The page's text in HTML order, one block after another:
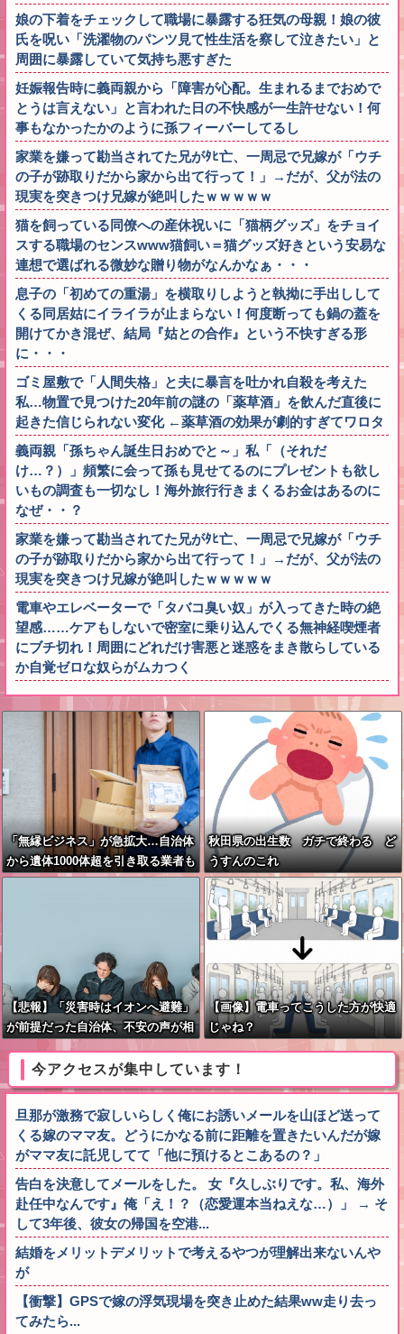
娘の下着をチェックして職場に暴露する狂気の母親！娘の彼
氏を呪い「洗濯物のパンツ見て性生活を察して泣きたい」と
周囲に暴露していて気持ち悪すぎた
妊娠報告時に義両親から「障害が心配。生まれるまでおめで
とうは言えない」と言われた日の不快感が一生許せない！何
事もなかったかのように孫フィーバーしてるし
家業を嫌って勘当されてた兄がﾀﾋ亡、一周忌で兄嫁が「ウチ
の子が跡取りだから家から出て行って！」→だが、父が法の
現実を突きつけ兄嫁が絶叫したｗｗｗｗｗ
猫を飼っている同僚への産休祝いに「猫柄グッズ」をチョイ
スする職場のセンスwww猫飼い＝猫グッズ好きという安易な
連想で選ばれる微妙な贈り物がなんかなぁ・・・
息子の「初めての重湯」を横取りしようと執拗に手出しして
くる同居姑にイライラが止まらない！何度断っても鍋の蓋を
開けてかき混ぜ、結局『姑との合作』という不快すぎる形
に・・・
ゴミ屋敷で「人間失格」と夫に暴言を吐かれ自殺を考えた
私…物置で見つけた20年前の謎の「薬草酒」を飲んだ直後に
起きた信じられない変化 ←薬草酒の効果が劇的すぎてワロタ
義両親「孫ちゃん誕生日おめでと～」私「（それだ
け…？）」頻繁に会って孫も見せてるのにプレゼントも欲し
いもの調査も一切なし！海外旅行行きまくるお金はあるのに
なぜ・・？
家業を嫌って勘当されてた兄がﾀﾋ亡、一周忌で兄嫁が「ウチ
の子が跡取りだから家から出て行って！」→だが、父が法の
現実を突きつけ兄嫁が絶叫したｗｗｗｗｗ
電車やエレベーターで「タバコ臭い奴」が入ってきた時の絶
望感……ケアもしないで密室に乗り込んでくる無神経喫煙者
にブチ切れ！周囲にどれだけ害悪と迷惑をまき散らしている
か自覚ゼロな奴らがムカつく
「無縁ビジネス」が急拡大…自治体
から遺体1000体超を引き取る業者も
秋田県の出生数 ガチで終わる ど
うすんのこれ
【悲報】「災害時はイオンへ避難」
が前提だった自治体、不安の声が相
【画像】電車ってこうした方が快適
じゃね？
今アクセスが集中しています！
旦那が激務で寂しいらしく俺にお誘いメールを山ほど送って
くる嫁のママ友。どうにかなる前に距離を置きたいんだが嫁
がママ友に託児してて「他に預けるとこあるの？」
告白を決意してメールをした。 女『久しぶりです。私、海外
赴任中なんです』俺「え！？（恋愛運本当ねえな…）」 → そ
して3年後、彼女の帰国を空港...
結婚をメリットデメリットで考えるやつが理解出来ないんや
が
【衝撃】GPSで嫁の浮気現場を突き止めた結果ww走り去っ
てみたら...